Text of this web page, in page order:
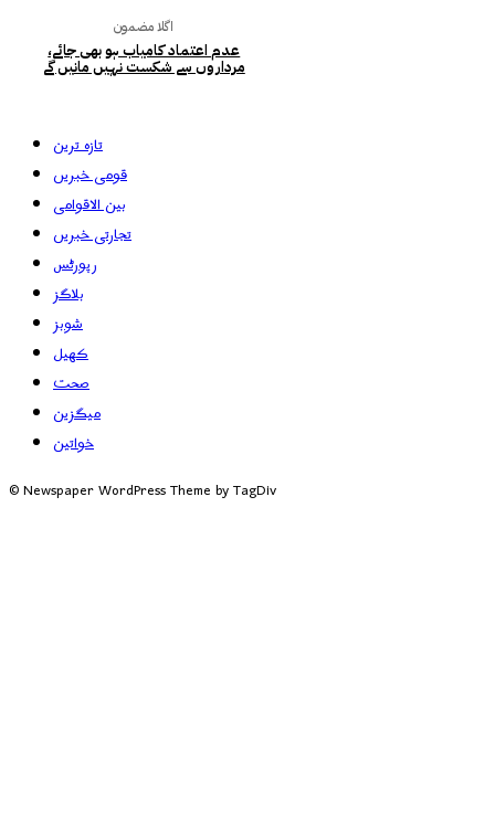
اگلا مضمون
عدم اعتماد کامیاب ہو بھی جائے،
مرداروں سے شکست نہیں مانیں گے
تازہ ترین
قومی خبریں
بین الاقوامی
تجارتی خبریں
رپورٹس
بلاگز
شوبز
کھیل
صحت
میگزین
خواتین
© Newspaper WordPress Theme by TagDiv